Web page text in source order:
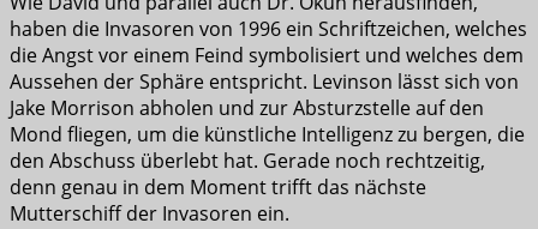
haben die Invasoren von 1996 ein Schriftzeichen, welches
die Angst vor einem Feind symbolisiert und welches dem
Aussehen der Sphäre entspricht. Levinson lässt sich von
Jake Morrison abholen und zur Absturzstelle auf den
Mond fliegen, um die künstliche Intelligenz zu bergen, die
den Abschuss überlebt hat. Gerade noch rechtzeitig,
denn genau in dem Moment trifft das nächste
Mutterschiff der Invasoren ein.